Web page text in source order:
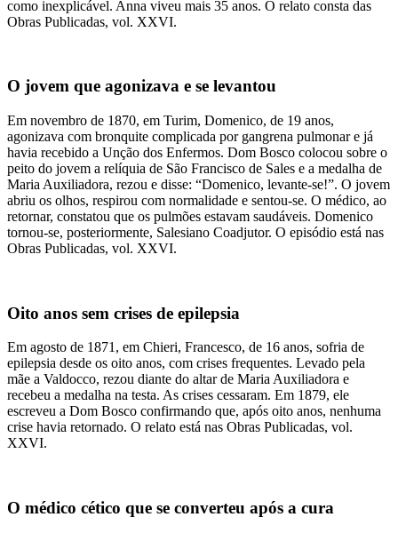
como inexplicável. Anna viveu mais 35 anos. O relato consta das
Obras Publicadas, vol. XXVI.
O jovem que agonizava e se levantou
Em novembro de 1870, em Turim, Domenico, de 19 anos,
agonizava com bronquite complicada por gangrena pulmonar e já
havia recebido a Unção dos Enfermos. Dom Bosco colocou sobre o
peito do jovem a relíquia de São Francisco de Sales e a medalha de
Maria Auxiliadora, rezou e disse: “Domenico, levante-se!”. O jovem
abriu os olhos, respirou com normalidade e sentou-se. O médico, ao
retornar, constatou que os pulmões estavam saudáveis. Domenico
tornou-se, posteriormente, Salesiano Coadjutor. O episódio está nas
Obras Publicadas, vol. XXVI.
Oito anos sem crises de epilepsia
Em agosto de 1871, em Chieri, Francesco, de 16 anos, sofria de
epilepsia desde os oito anos, com crises frequentes. Levado pela
mãe a Valdocco, rezou diante do altar de Maria Auxiliadora e
recebeu a medalha na testa. As crises cessaram. Em 1879, ele
escreveu a Dom Bosco confirmando que, após oito anos, nenhuma
crise havia retornado. O relato está nas Obras Publicadas, vol.
XXVI.
O médico cético que se converteu após a cura